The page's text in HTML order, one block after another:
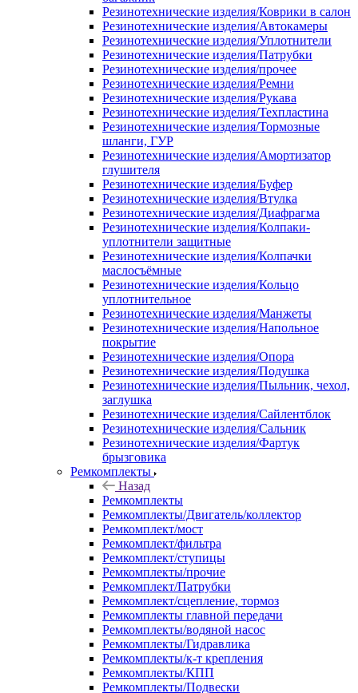
Резинотехнические изделия/Коврики в салон
Резинотехнические изделия/Автокамеры
Резинотехнические изделия/Уплотнители
Резинотехнические изделия/Патрубки
Резинотехнические изделия/прочее
Резинотехнические изделия/Ремни
Резинотехнические изделия/Рукава
Резинотехнические изделия/Техпластина
Резинотехнические изделия/Тормозные
шланги, ГУР
Резинотехнические изделия/Амортизатор
глушителя
Резинотехнические изделия/Буфер
Резинотехнические изделия/Втулка
Резинотехнические изделия/Диафрагма
Резинотехнические изделия/Колпаки-
уплотнители защитные
Резинотехнические изделия/Колпачки
маслосъёмные
Резинотехнические изделия/Кольцо
уплотнительное
Резинотехнические изделия/Манжеты
Резинотехнические изделия/Напольное
покрытие
Резинотехнические изделия/Опора
Резинотехнические изделия/Подушка
Резинотехнические изделия/Пыльник, чехол,
заглушка
Резинотехнические изделия/Сайлентблок
Резинотехнические изделия/Сальник
Резинотехнические изделия/Фартук
брызговика
Ремкомплекты
Назад
Ремкомплекты
Ремкомплекты/Двигатель/коллектор
Ремкомплект/мост
Ремкомплект/фильтра
Ремкомплект/ступицы
Ремкомплекты/прочие
Ремкомплект/Патрубки
Ремкомплект/сцепление, тормоз
Ремкомплекты главной передачи
Ремкомплекты/водяной насос
Ремкомплекты/Гидравлика
Ремкомплекты/к-т крепления
Ремкомплекты/КПП
Ремкомплекты/Подвески